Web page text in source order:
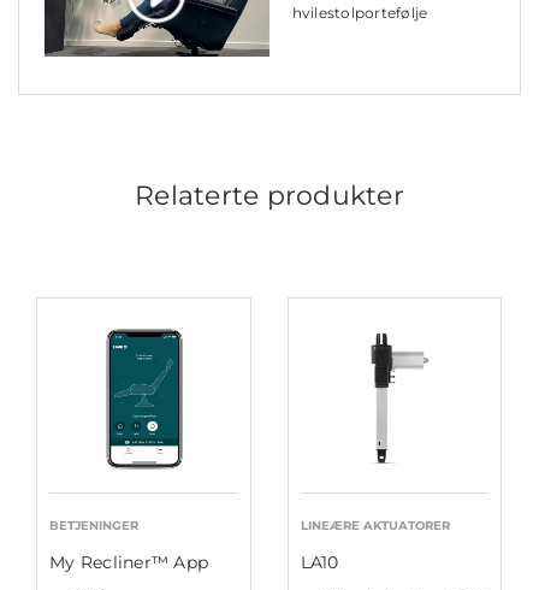
hvilestolportefølje
Relaterte produkter
BETJENINGER
My Recliner™ App
LINEÆRE AKTUATORER
LA10